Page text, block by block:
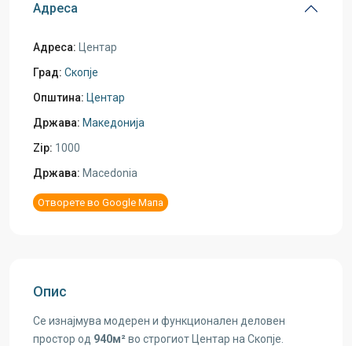
Адреса
Адреса: Центар
Град: Скопје
Општина: Центар
Држава: Македонија
Zip: 1000
Држава: Macedonia
Отворете во Google Мапа
Опис
Се изнајмува модерен и функционален деловен
простор од 940м²во строгиот Центар на Скопје.